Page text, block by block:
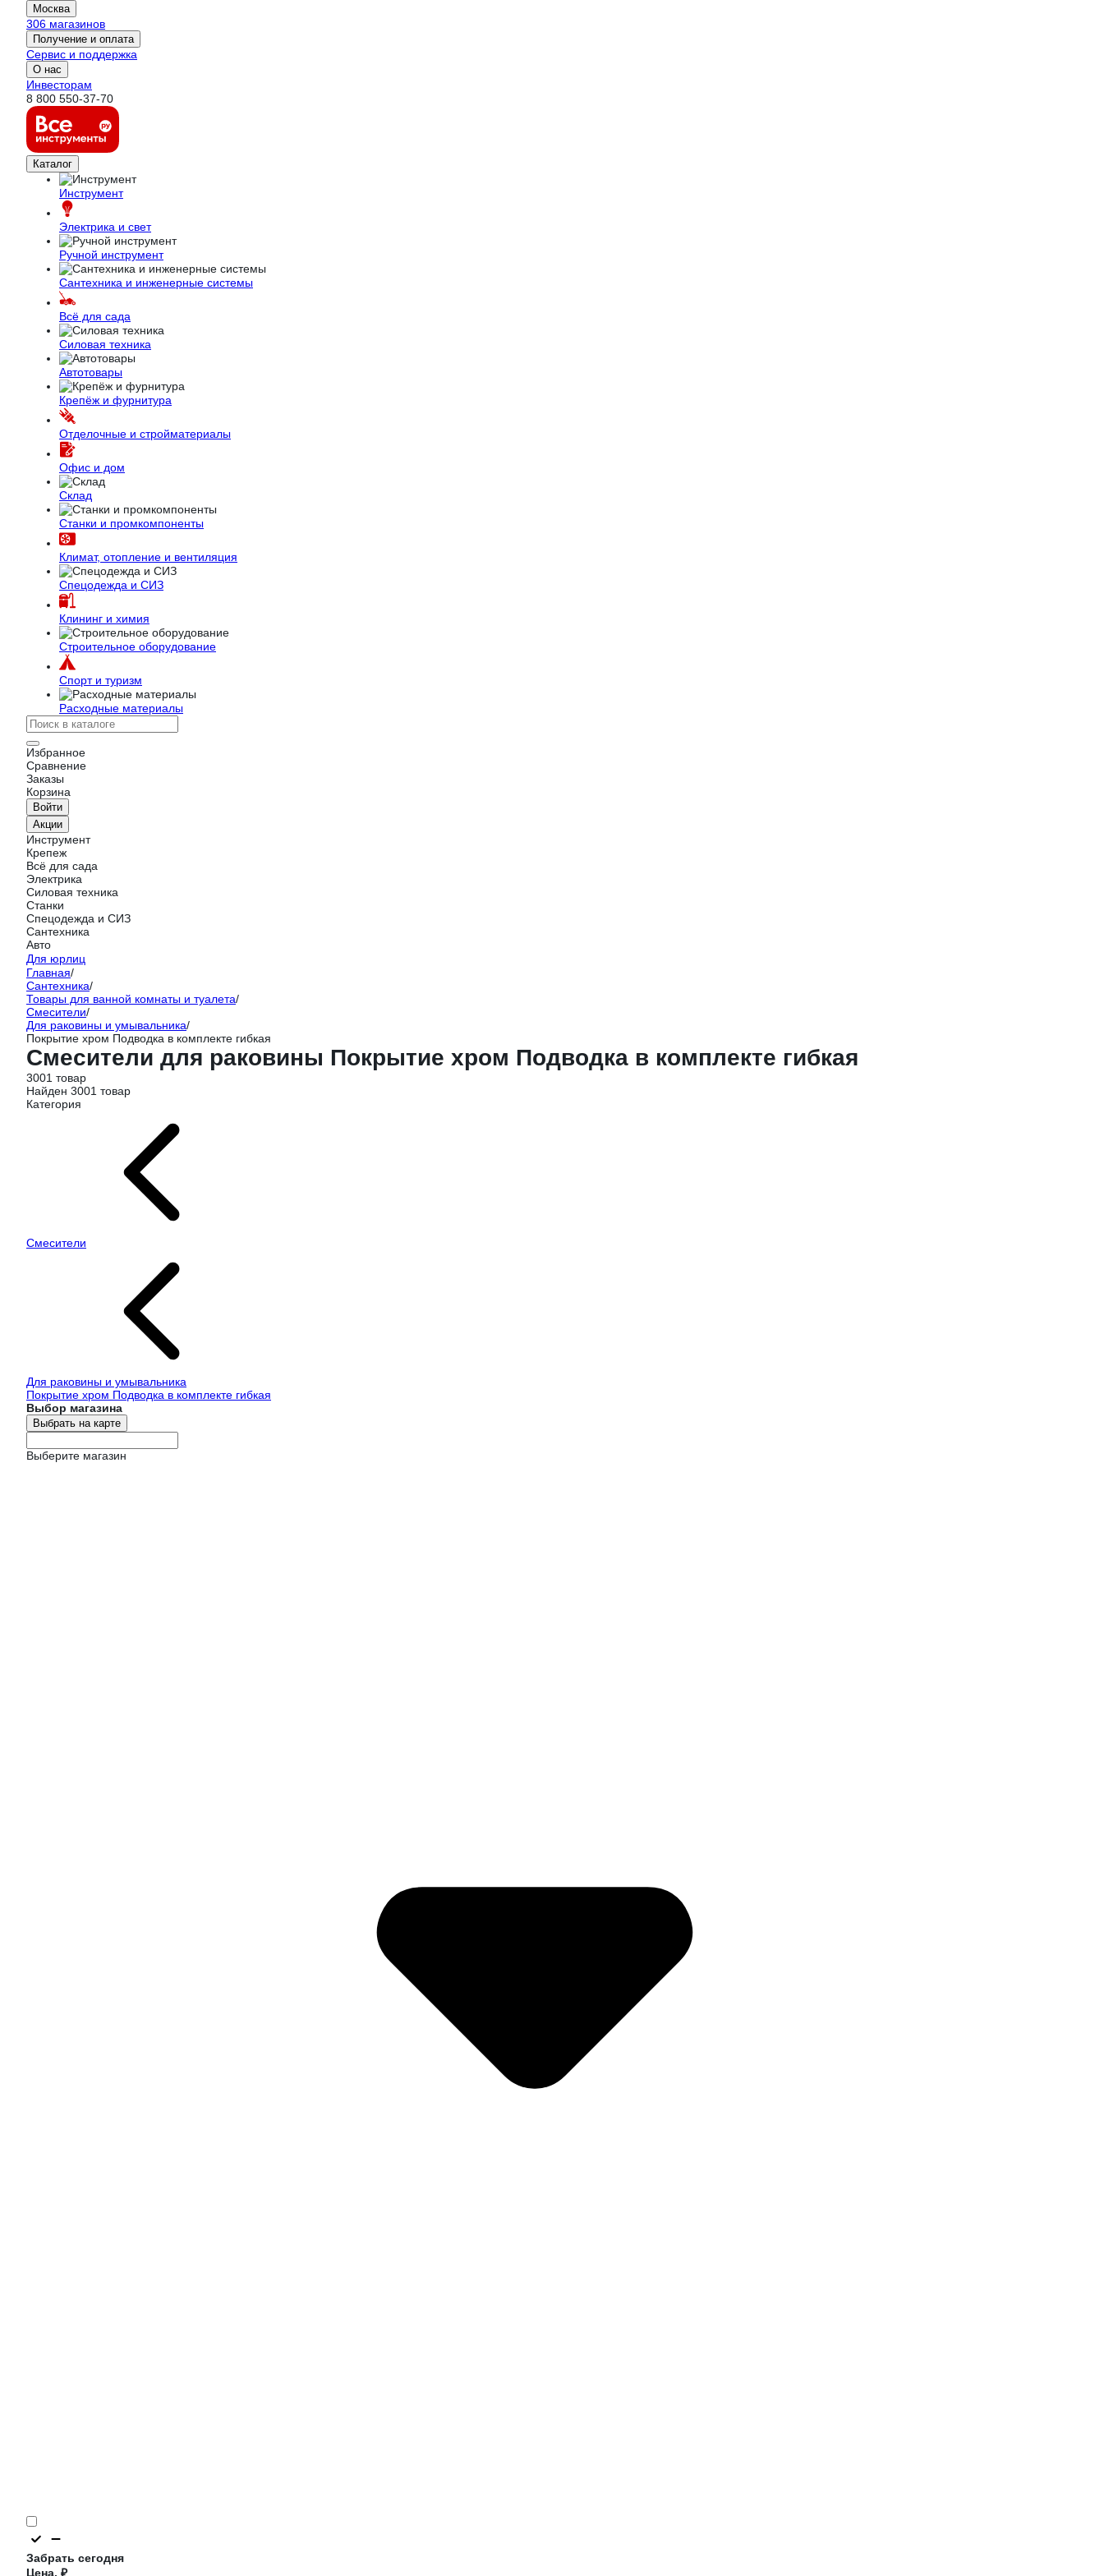
Москва
306 магазинов
Получение и оплата
Сервис и поддержка
О нас
Инвесторам
8 800 550-37-70
Каталог
Инструмент
Электрика и свет
Ручной инструмент
Сантехника и инженерные системы
Всё для сада
Силовая техника
Автотовары
Крепёж и фурнитура
Отделочные и стройматериалы
Офис и дом
Склад
Станки и промкомпоненты
Климат, отопление и вентиляция
Спецодежда и СИЗ
Клининг и химия
Строительное оборудование
Спорт и туризм
Расходные материалы
Избранное
Сравнение
Заказы
Корзина
Войти
Акции
Инструмент
Крепеж
Всё для сада
Электрика
Силовая техника
Станки
Спецодежда и СИЗ
Сантехника
Авто
Для юрлиц
Главная/
Сантехника/
Товары для ванной комнаты и туалета/
Смесители/
Для раковины и умывальника/
Покрытие хром Подводка в комплекте гибкая
Смесители для раковины Покрытие хром Подводка в комплекте гибкая
3001 товар
Найден 3001 товар
Категория
Смесители
Для раковины и умывальника
Покрытие хром Подводка в комплекте гибкая
Выбор магазина
Выбрать на карте
Выберите магазин
Забрать сегодня
Цена, ₽